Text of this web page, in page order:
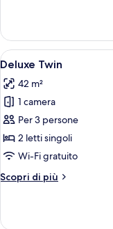
Sea
View
Double
Apri
tutte
le
foto
per
Deluxe
Twin
8
Deluxe Twin
42 m²
1 camera
Per 3 persone
2 letti singoli
Wi-Fi gratuito
Scopri di più
Altri
Twin